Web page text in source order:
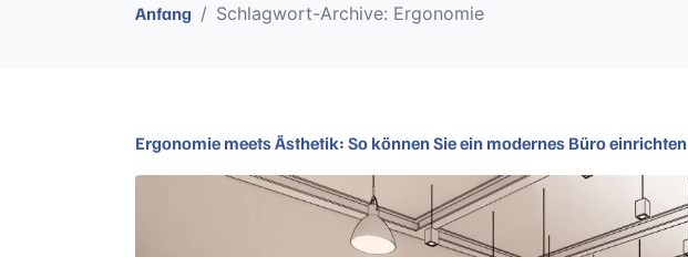
Anfang Schlagwort-Archive: Ergonomie
Ergonomie meets Ästhetik: So können Sie ein modernes Büro einrichten